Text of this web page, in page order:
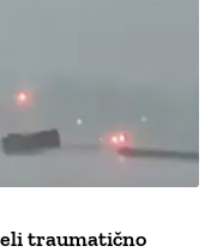
traumatično